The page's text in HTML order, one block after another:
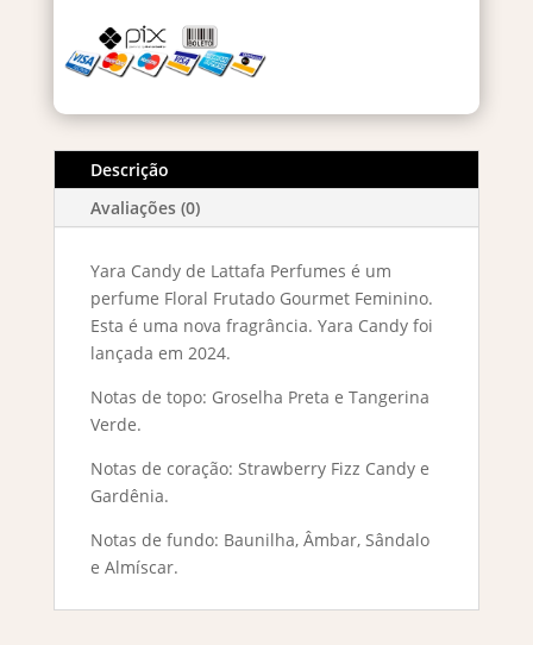
De
Parfum
2ml
quantidade
Descrição
Avaliações (0)
Yara Candy de Lattafa Perfumes é um
perfume Floral Frutado Gourmet Feminino.
Esta é uma nova fragrância. Yara Candy foi
lançada em 2024.
Notas de topo: Groselha Preta e Tangerina
Verde.
Notas de coração: Strawberry Fizz Candy e
Gardênia.
Notas de fundo: Baunilha, Âmbar, Sândalo
e Almíscar.